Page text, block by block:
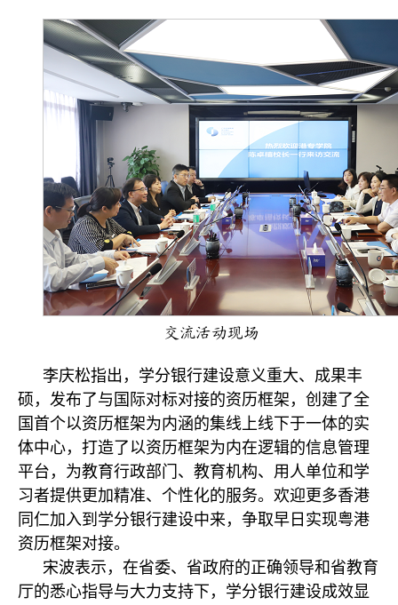
交流活动现场
李庆松指出，学分银行建设意义重大、成果丰
硕，发布了与国际对标对接的资历框架，创建了全
国首个以资历框架为内涵的集线上线下于一体的实
体中心，打造了以资历框架为内在逻辑的信息管理
平台，为教育行政部门、教育机构、用人单位和学
习者提供更加精准、个性化的服务。欢迎更多香港
同仁加入到学分银行建设中来，争取早日实现粤港
资历框架对接。
宋波表示，在省委、省政府的正确领导和省教育
厅的悉心指导与大力支持下，学分银行建设成效显